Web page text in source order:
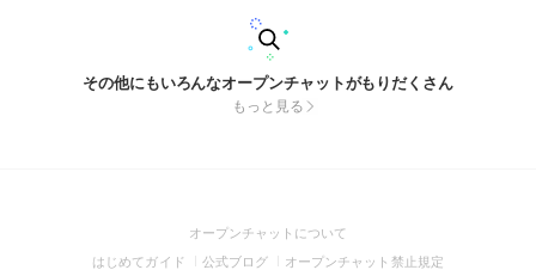
その他にもいろんなオープンチャットがもりだくさん
もっと見る
オープンチャットについて
in
はじめてガイド (Open
公式ブログ (Open
オープンチャット禁止規定(Open